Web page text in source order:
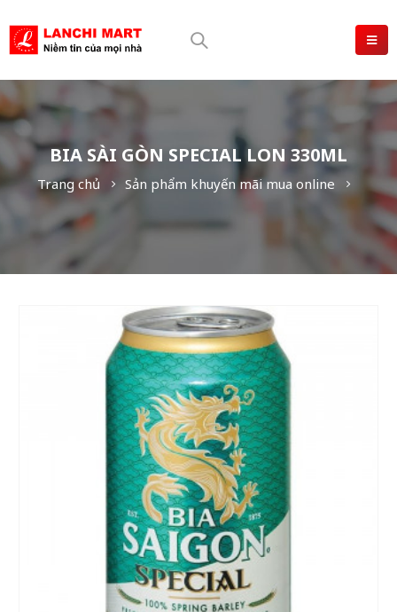
BIA SÀI GÒN SPECIAL LON 330ML
Trang chủ Sản phẩm khuyến mãi mua online